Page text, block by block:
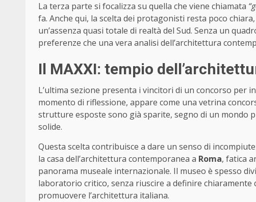
La terza parte si focalizza su quella che viene chiamata
fa. Anche qui, la scelta dei protagonisti resta poco
un’assenza quasi totale di realtà del Sud. Senza un
preferenze che una vera analisi dell’architettura
Il MAXXI: tempio
L’ultima sezione presenta i vincitori di un concorso per
momento di riflessione, appare come una vetrina
strutture esposte sono già sparite, segno di un mondo
solide.
Questa scelta contribuisce a dare un senso di
la casa dell’architettura contemporanea a Roma, fatica
panorama museale internazionale. Il museo è spesso
laboratorio critico, senza riuscire a definire
promuovere l’architettura italiana.